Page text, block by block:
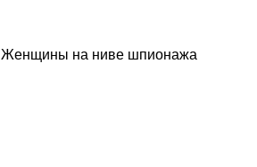
Женщины на ниве шпионажа